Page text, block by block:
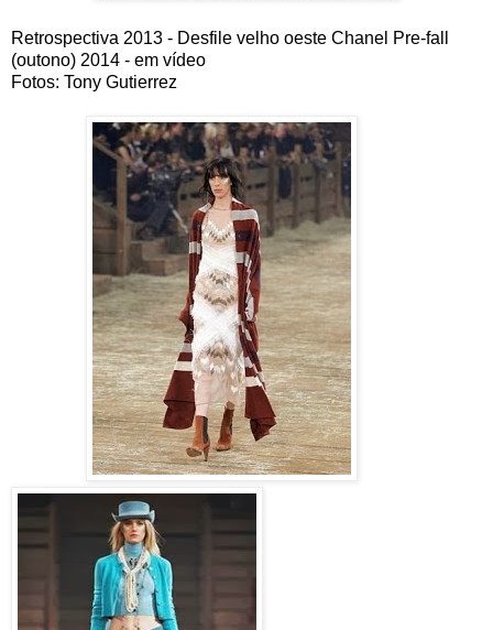
Retrospectiva 2013 - Desfile velho oeste Chanel Pre-fall
(outono) 2014 - em vídeo
Fotos: Tony Gutierrez